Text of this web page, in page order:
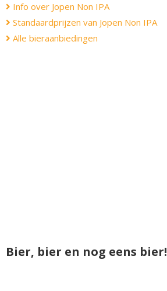
Info over Jopen Non IPA
Standaardprijzen van Jopen Non IPA
Alle bieraanbiedingen
Bier, bier en nog eens bier!